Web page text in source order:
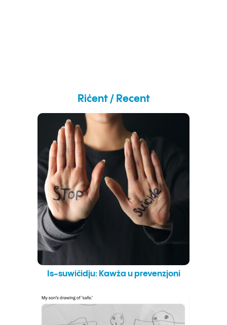
Riċent / Recent
Is-suwiċidju: Kawża u prevenzjoni